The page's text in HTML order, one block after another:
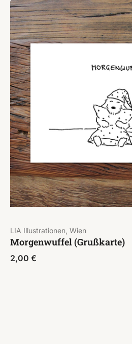
LIA Illustrationen, Wien
Morgenwuffel (Grußkarte)
2,00 €